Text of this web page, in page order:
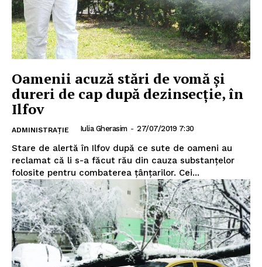
Oamenii acuză stări de vomă și
dureri de cap după dezinsecție, în
Ilfov
ADMINISTRAȚIE Iulia Gherasim - 27/07/2019 7:30
Stare de alertă în Ilfov după ce sute de oameni au
reclamat că li s-a făcut rău din cauza substanţelor
folosite pentru combaterea ţânţarilor. Cei...